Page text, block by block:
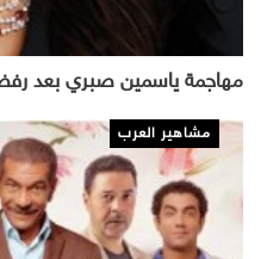
مهاجمة ياسمين صبري بعد
مشاهير العرب